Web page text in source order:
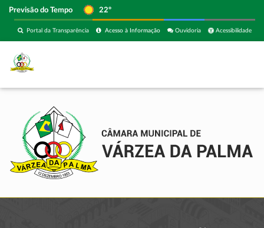
Previsão do Tempo 22º
Acessibilidade
Ouvidoria
Acesso à Informação
Portal da Transparência